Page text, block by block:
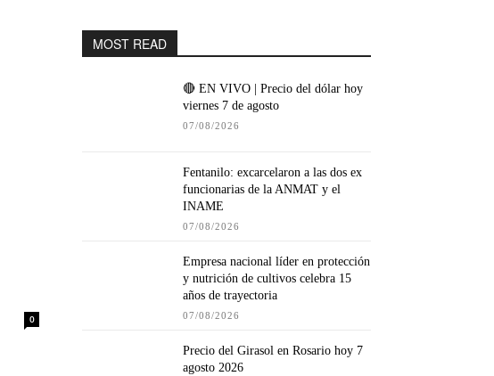
0
MOST READ
🔴 EN VIVO | Precio del dólar hoy
viernes 7 de agosto
07/08/2026
Fentanilo: excarcelaron a las dos ex
funcionarias de la ANMAT y el
INAME
07/08/2026
Empresa nacional líder en protección
y nutrición de cultivos celebra 15
años de trayectoria
07/08/2026
Precio del Girasol en Rosario hoy 7
agosto 2026